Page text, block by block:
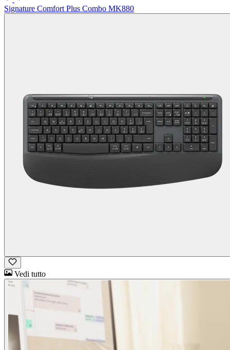
Signature Comfort Plus Combo MK880
Vedi tutto